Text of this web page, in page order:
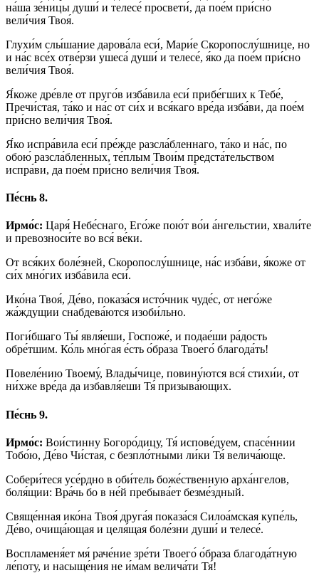
на́ша зе́ницы души́ и телесе́ просвети́, да пое́м при́сно
вели́чия Твоя́.
Глухи́м слы́шание дарова́ла еси́, Мари́е Скоропослу́шнице, но
и на́с все́х отве́рзи ушеса́ души́ и телесе́, я́ко да пое́м при́сно
вели́чия Твоя́.
Я́коже дре́вле от пруго́в изба́вила еси́ прибе́гших к Тебе́,
Пречи́стая, та́ко и на́с от си́х и вся́каго вре́да изба́ви, да пое́м
при́сно вели́чия Твоя́.
Я́ко испра́вила еси́ пре́жде разсла́бленнаго, та́ко и на́с, по
обою́ разсла́бленных, те́плым Твои́м предста́тельством
испра́ви, да пое́м при́сно вели́чия Твоя́.
Пе́снь 8.
Ирмо́с: Царя́ Небе́снаго, Его́же пою́т во́и а́нгельстии, хвали́те
и превозноси́те во вся́ ве́ки.
От вся́ких боле́зней, Скоропослу́шнице, на́с изба́ви, я́коже от
си́х мно́гих изба́вила еси́.
Ико́на Твоя́, Де́во, показа́ся исто́чник чуде́с, от него́же
жа́ждущии снабдева́ются изоби́льно.
Поги́бшаго Ты́ явля́еши, Госпоже́, и подае́ши ра́дость
обре́тшим. Ко́ль мно́гая е́сть о́браза Твоего́ благода́ть!
Повеле́нию Твоему́, Влады́чице, повину́ются вся́ стихи́и, от
ни́хже вре́да да избавля́еши Тя́ призыва́ющих.
Пе́снь 9.
Ирмо́с: Вои́стинну Богоро́дицу, Тя́ испове́дуем, спасе́ннии
Тобо́ю, Де́во Чи́стая, с безпло́тными ли́ки Тя́ велича́юще.
Собери́теся усе́рдно в оби́тель боже́ственную арха́нгелов,
боля́щии: Вра́чь бо в не́й пребыва́ет безме́здный.
Свяще́нная ико́на Твоя́ друга́я показа́ся Силоа́мская купе́ль,
Де́во, очища́ющая и целя́щая боле́зни души́ и телесе́.
Воспламеня́ет мя́ раче́ние зре́ти Твоего́ о́браза благода́тную
ле́поту, и насыще́ния не и́мам велича́ти Тя́!